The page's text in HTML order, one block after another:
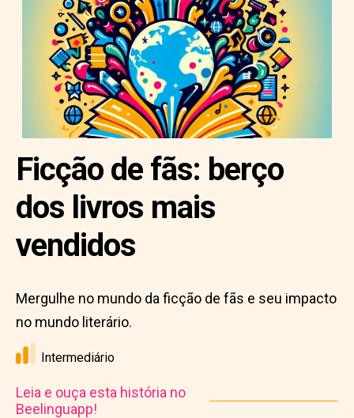
Ficção de fãs: berço
dos livros mais
vendidos
Mergulhe no mundo da ficção de fãs e seu impacto
no mundo literário.
Intermediário
Leia e ouça esta história no
Beelinguapp!